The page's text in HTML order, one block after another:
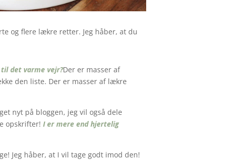
og flere lækre retter. Jeg håber, at du
det varme vejr?Der er masser af
den liste. Der er masser af lækre
nyt på bloggen, jeg vil også dele
opskrifter! I er mere end hjertelig
Jeg håber, at I vil tage godt imod den!